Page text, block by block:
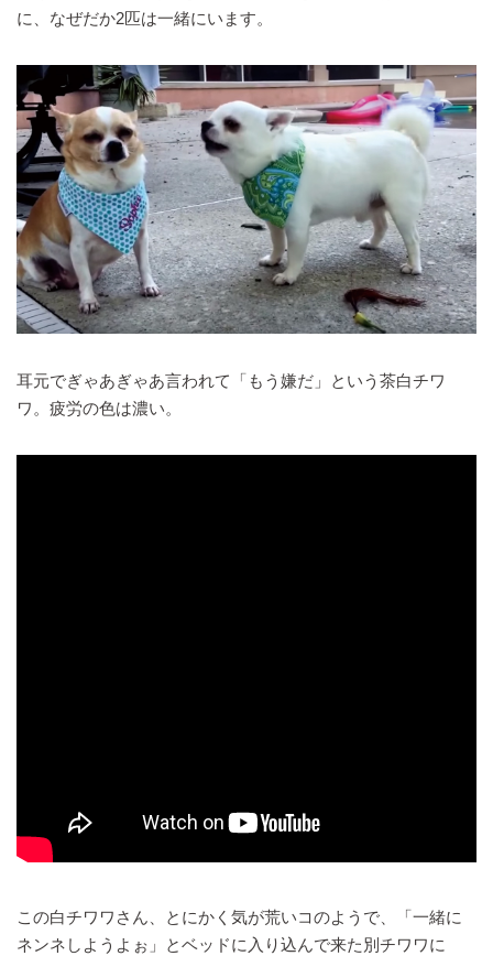
に、なぜだか2匹は一緒にいます。
耳元でぎゃあぎゃあ言われて「もう嫌だ」という茶白チワ
ワ。疲労の色は濃い。
この白チワワさん、とにかく気が荒いコのようで、「一緒に
ネンネしようよぉ」とベッドに入り込んで来た別チワワに